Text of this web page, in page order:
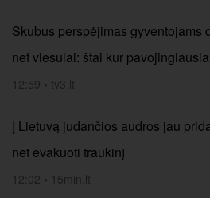
Skubus perspėjimas gyventojams
net viesulai: štai kur pavojingiausia
12:59 • tv3.lt
Į Lietuvą judančios audros jau
net evakuoti traukinį
12:02 • 15min.lt